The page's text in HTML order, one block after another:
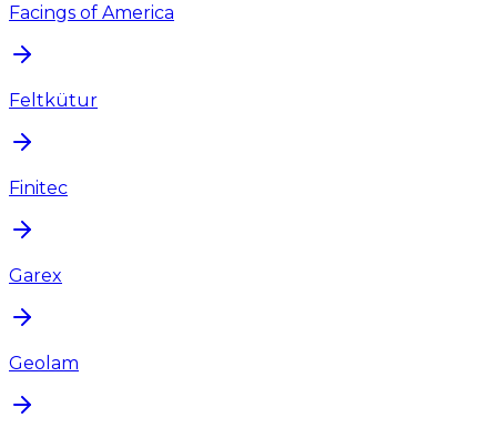
Facings of America
Feltkütur
Finitec
Garex
Geolam